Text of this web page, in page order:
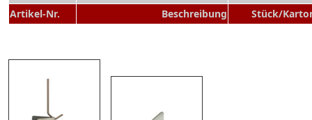
Artikel-Nr. Beschreibung Stück/